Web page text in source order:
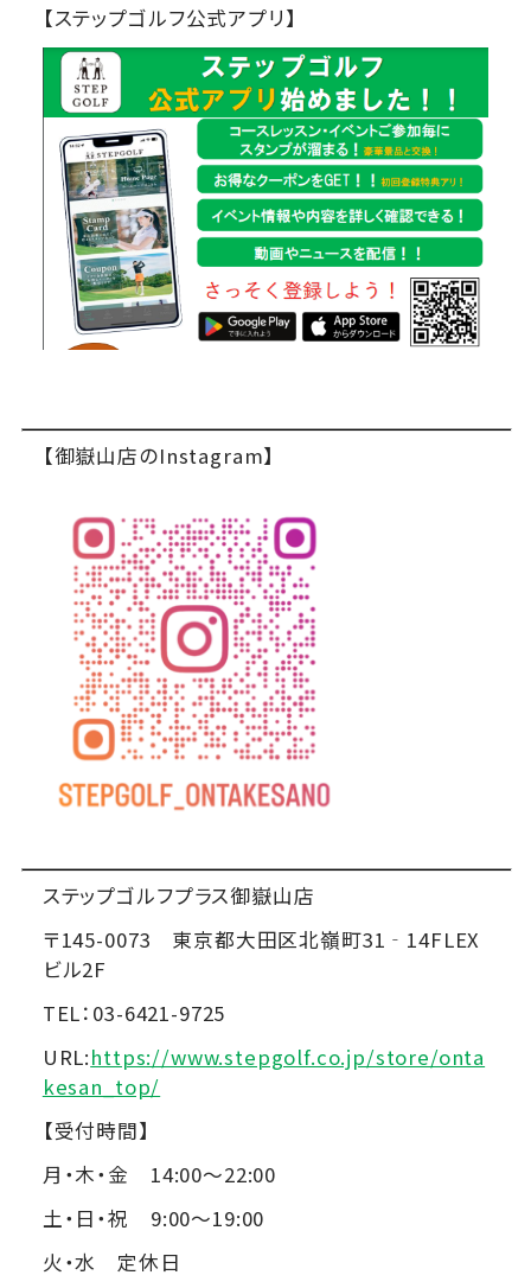
【ステップゴルフ公式アプリ】
【御嶽山店のInstagram】
ステップゴルフプラス御嶽山店
〒145-0073 東京都大田区北嶺町31‐14FLEX
ビル2F
TEL：03-6421-9725
URL:https://www.stepgolf.co.jp/store/onta
kesan_top/
【受付時間】
月・木・金 14:00～22:00
土・日・祝 9:00～19:00
火・水 定休日